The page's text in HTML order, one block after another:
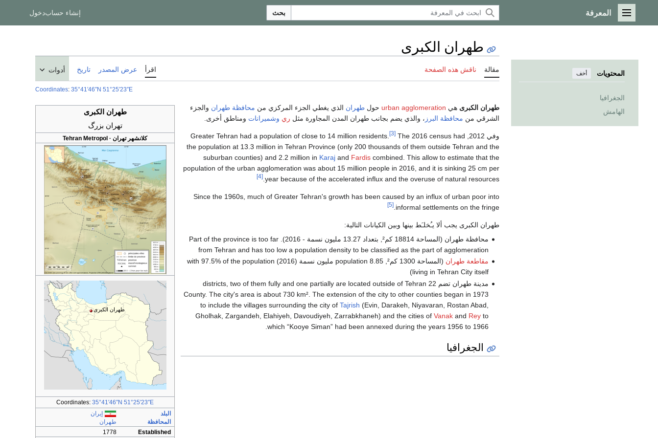
القائمة الرئيسية
المعرفة بحث إنشاء حسابدخول
المحتويات أخف
الجغرافيا
الهامش
طهران الكبرى
مقالة ناقش هذه الصفحة اقرأ عرض المصدر تاريخ أدوات
Coordinates: 35°41′46″N 51°25′23″E
طهران الكبرى
تهران بزرگ
کلانشهر تهران · Tehran Metropol
طهران الكبرى
Coordinates: 35°41′46″N 51°25′23″E
البلد
إيران
المحافظة
طهران
Established
1778
طهران الكبرى هي urban agglomeration حول طهران الذي يغطي الجزء المركزي من محافظة طهران والجزء
الشرقي من محافظة البرز ، والذي يضم بجانب طهران المدن المجاورة مثل ري وشميرانات ومناطق أخرى.
وفي 2012, Greater Tehran had a population of close to 14 million residents. [3] The 2016 census had
the population at 13.3 million in Tehran Province (only 200 thousands of them outside Tehran and the
suburban counties) and 2.2 million in Karaj and Fardis combined. This allow to estimate that the
population of the urban agglomeration was about 15 million people in 2016, and it is sinking 25 cm per
year because of the accelerated influx and the overuse of natural resources.
[4]
Since the 1960s, much of Greater Tehran's growth has been caused by an influx of urban poor into
informal settlements on the fringe.
[5]
طهران الكبرى يجب ألا يـُخلـَط بينها وبين الكيانات التالية:
محافظة طهران (المساحة 18814 كم², بتعداد 13.27 مليون نسمة - 2016). Part of the province is too far
from Tehran and has too low a population density to be classified as the part of agglomeration
مقاطعة طهران
(المساحة 1300 كم², population 8.85 مليون نسمة (2016) with 97.5% of the population
living in Tehran City itself)
مدينة طهران تضم 22 districts, two of them fully and one partially are located outside of Tehran
County. The city's area is about 730 km². The extension of the city to other counties began in 1973
to include the villages surrounding the city of Tajrish (Evin, Darakeh, Niyavaran, Rostan Abad,
Gholhak, Zargandeh, Elahiyeh, Davoudiyeh, Zarrabkhaneh) and the cities of Vanakand Reyto
which “Kooye Siman” had been annexed during the years 1956 to 1966.
الجغرافيا